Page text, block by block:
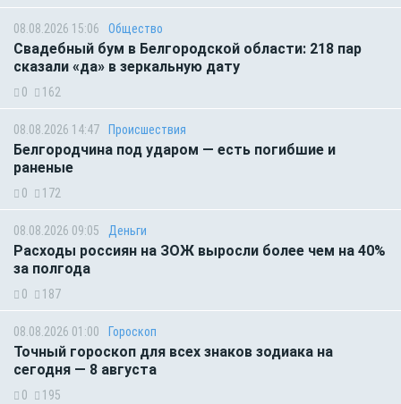
08.08.2026 15:06 Общество
Свадебный бум в Белгородской области: 218 пар
сказали «да» в зеркальную дату
0 162
08.08.2026 14:47 Происшествия
Белгородчина под ударом — есть погибшие и
раненые
0 172
08.08.2026 09:05 Деньги
Расходы россиян на ЗОЖ выросли более чем на 40%
за полгода
0 187
08.08.2026 01:00 Гороскоп
Точный гороскоп для всех знаков зодиака на
сегодня — 8 августа
0 195